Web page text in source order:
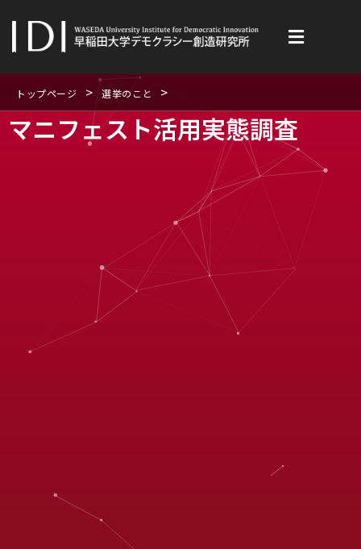
ス
ッ
トップページ > 選挙のこと >
マニフェスト活用実態調査